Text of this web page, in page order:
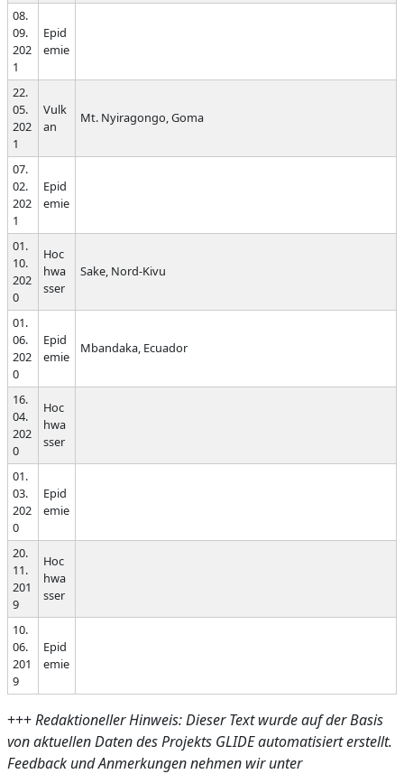
08.
09.
202
1
Epid
emie
22.
05.
202
1
Vulk
an
Mt. Nyiragongo, Goma
07.
02.
202
1
Epid
emie
01.
10.
202
0
Hoc
hwa
sser
Sake, Nord-Kivu
01.
06.
202
0
Epid
emie
Mbandaka, Ecuador
16.
04.
202
0
Hoc
hwa
sser
01.
03.
202
0
Epid
emie
20.
11.
201
9
Hoc
hwa
sser
10.
06.
201
9
Epid
emie
+++Redaktioneller Hinweis: Dieser Text wurde auf der Basis
von aktuellen Daten des Projekts GLIDE automatisiert erstellt.
Feedback und Anmerkungen nehmen wir unter